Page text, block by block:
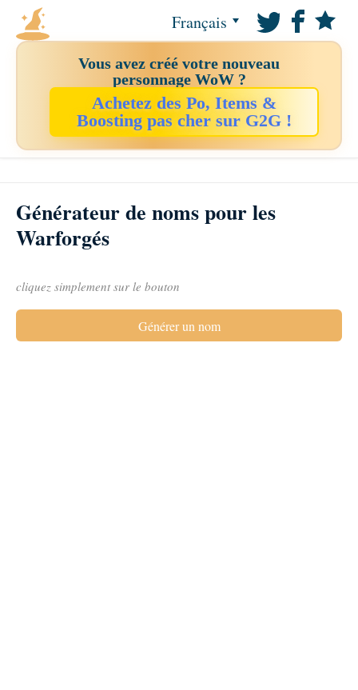
Français
Vous avez créé votre nouveau
personnage WoW ?
Achetez des Po, Items &
Boosting pas cher sur G2G !
Générateur de noms pour les
Warforgés
cliquez simplement sur le bouton